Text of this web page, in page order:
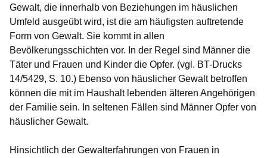
Gewalt, die innerhalb von Beziehungen im häuslichen
Umfeld ausgeübt wird, ist die am häufigsten auftretende
Form von Gewalt. Sie kommt in allen
Bevölkerungsschichten vor. In der Regel sind Männer die
Täter und Frauen und Kinder die Opfer. (vgl. BT-Drucks
14/5429, S. 10.) Ebenso von häuslicher Gewalt betroffen
können die mit im Haushalt lebenden älteren Angehörigen
der Familie sein. In seltenen Fällen sind Männer Opfer von
häuslicher Gewalt.
Hinsichtlich der Gewalterfahrungen von Frauen in